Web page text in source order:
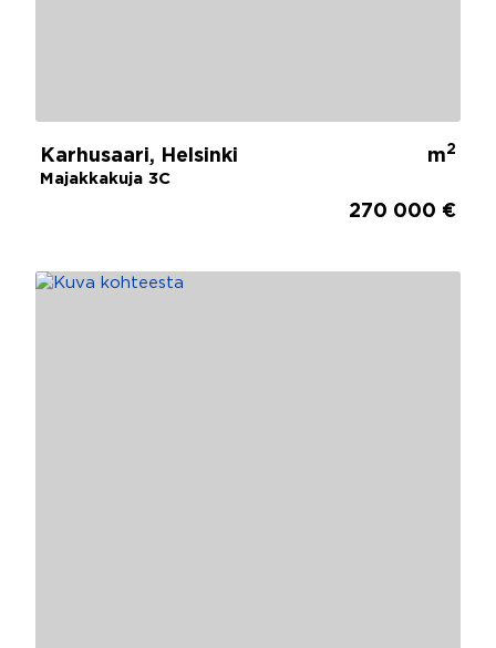
Karhusaari, Helsinki
Majakkakuja 3C
m2
270 000 €